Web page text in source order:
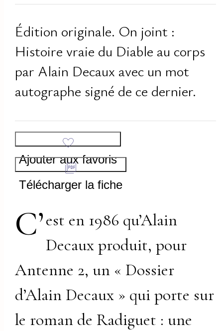
Édition originale. On joint :
Histoire vraie du Diable au corps
par Alain Decaux avec un mot
autographe signé de ce dernier.
Ajouter aux favoris
Télécharger la fiche
C’est en 1986 qu’Alain
Decaux produit, pour
Antenne 2, un « Dossier
d’Alain Decaux » qui porte sur
le roman de Radiguet : une